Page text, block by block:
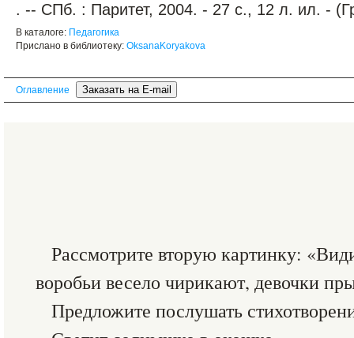
. -- СПб. : Паритет, 2004. - 27 с., 12 л. ил. -
В каталоге: Педагогика
Прислано в библиотеку: OksanaKoryakova
Оглавление
Рассмотрите вторую картинку:
воробьи весело чирикают, девочки
Предложите послушать